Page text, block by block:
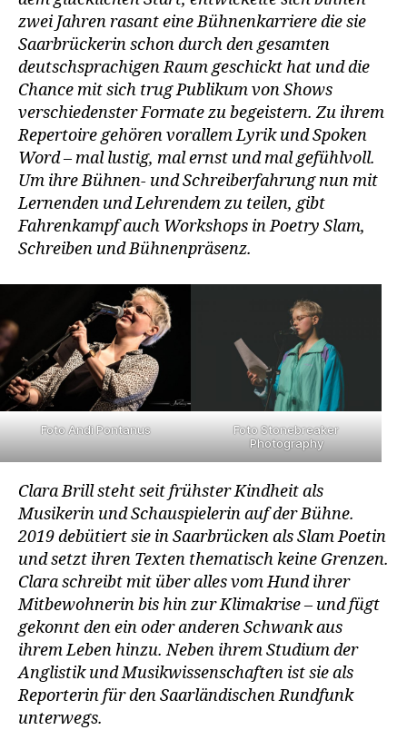
zwei Jahren rasant eine Bühnenkarriere die sie
Saarbrückerin schon durch den gesamten
deutschsprachigen Raum geschickt hat und die
Chance mit sich trug Publikum von Shows
verschiedenster Formate zu begeistern. Zu ihrem
Repertoire gehören vorallem Lyrik und Spoken
Word – mal lustig, mal ernst und mal gefühlvoll.
Um ihre Bühnen- und Schreiberfahrung nun mit
Lernenden und Lehrendem zu teilen, gibt
Fahrenkampf auch Workshops in Poetry Slam,
Schreiben und Bühnenpräsenz.
Foto Andi Pontanus
Foto Stonebreaker
Photography
Clara Brill steht seit frühster Kindheit als
Musikerin und Schauspielerin auf der Bühne.
2019 debütiert sie in Saarbrücken als Slam Poetin
und setzt ihren Texten thematisch keine Grenzen.
Clara schreibt mit über alles vom Hund ihrer
Mitbewohnerin bis hin zur Klimakrise – und fügt
gekonnt den ein oder anderen Schwank aus
ihrem Leben hinzu. Neben ihrem Studium der
Anglistik und Musikwissenschaften ist sie als
Reporterin für den Saarländischen Rundfunk
unterwegs.